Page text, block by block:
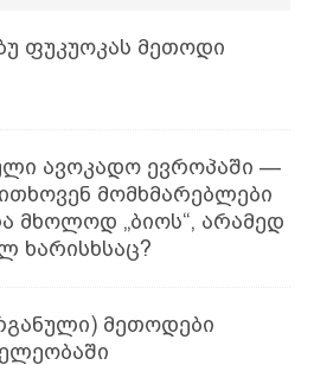
ფუკუოკას მეთოდი
ავოკადო ევროპაში —
მომხმარებლები
მხოლოდ „ბიოს“, არამედ
ხარისხსაც?
მეთოდები